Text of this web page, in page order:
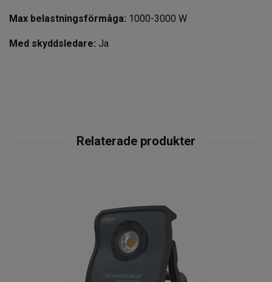
Max belastningsförmåga: 1000-3000 W
Med skyddsledare: Ja